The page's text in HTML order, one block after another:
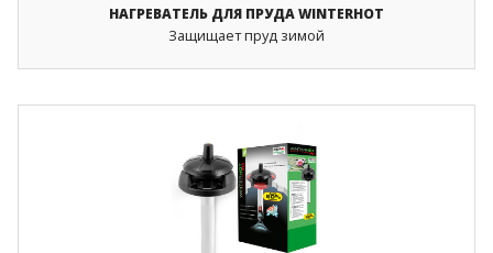
НАГРЕВАТЕЛЬ ДЛЯ ПРУДА WINTERHOT
Защищает пруд зимой